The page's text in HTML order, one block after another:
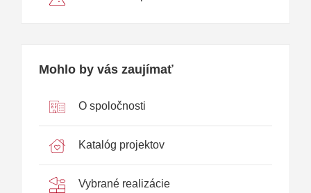
Mohlo by vás zaujímať
O spoločnosti
Katalóg projektov
Vybrané realizácie